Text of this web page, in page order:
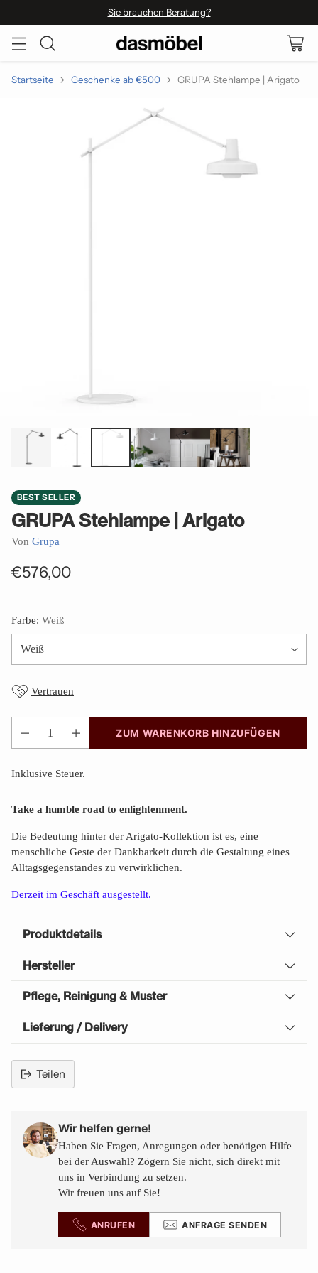
Sie brauchen Beratung?
Startseite Geschenke ab €500 GRUPA Stehlampe | Arigato
BEST SELLER
GRUPA Stehlampe | Arigato
Von Grupa
Normaler
€576,00
Farbe: Weiß
Vertrauen
Anzahl
ZUM WARENKORB HINZUFÜGEN
Inklusive Steuer.
Take a humble road to enlightenment.
Die Bedeutung hinter der Arigato-Kollektion ist es, eine
menschliche Geste der Dankbarkeit durch die Gestaltung eines
Alltagsgegenstandes zu verwirklichen.
Derzeit im Geschäft ausgestellt.
Produktdetails
Hersteller
Pflege, Reinigung & Muster
Lieferung / Delivery
Teilen
den
Warenkorb
legen
Wir helfen gerne!
Haben Sie Fragen, Anregungen oder benötigen Hilfe
bei der Auswahl? Zögern Sie nicht, sich direkt mit
uns in Verbindung zu setzen.
Wir freuen uns auf Sie!
ANRUFEN ANFRAGE SENDEN